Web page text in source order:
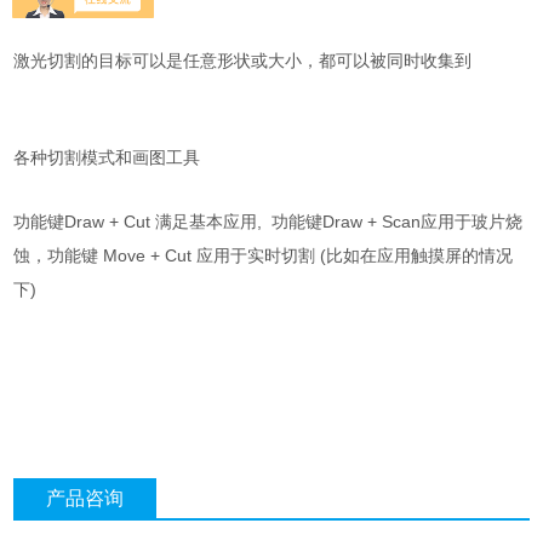
激光切割的目标可以是任意形状或大小，都可以被同时收集到
各种切割模式和画图工具
功能键Draw + Cut 满足基本应用, 功能键Draw + Scan应用于玻片烧
蚀，功能键 Move + Cut 应用于实时切割 (比如在应用触摸屏的情况
下)
产品咨询